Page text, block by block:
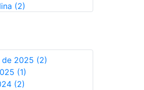
(2)
2025 (2)
(1)
(2)